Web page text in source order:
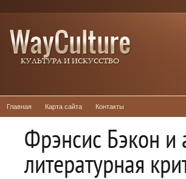
Главная Карта сайта Контакты
Фрэнсис Бэкон и
литературная